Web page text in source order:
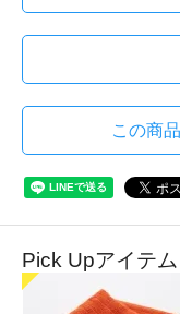
この商
Pick Upアイテム